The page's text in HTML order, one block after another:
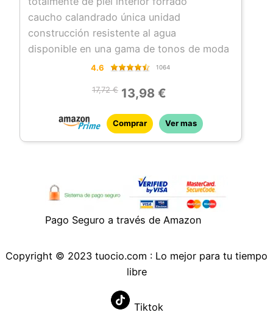
caucho calandrado única unidad
construcción resistente al agua
disponible en una gama de tonos de moda
4.6 1064
17,72 € 13,98 €
Comprar Ver mas
Pago Seguro a través de Amazon
Copyright © 2023 tuocio.com : Lo mejor para tu tiempo
libre
Tiktok